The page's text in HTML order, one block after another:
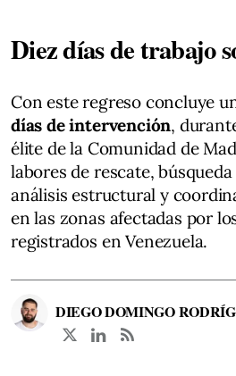
Diez días de trabajo
Con este regreso concluye
días de intervención,
élite de la Comunidad de
labores de rescate,
análisis estructural y
en las zonas afectadas por
registrados en Venezuela.
DIEGO DOMINGO